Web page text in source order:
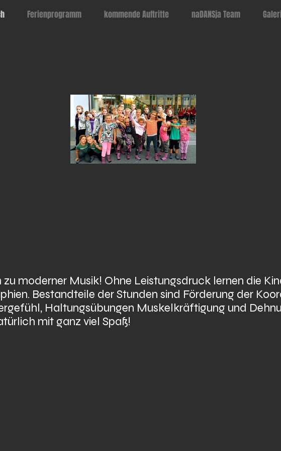
Ferienprogramm kommende Auftritte naDANSja Team
zu moderner Musik! Ohne Leistungsdruck lernen die
Bestandteile der Stunden sind Förderung der
Haltungsübungen Muskelkräftigung und
mit ganz viel Spaß!